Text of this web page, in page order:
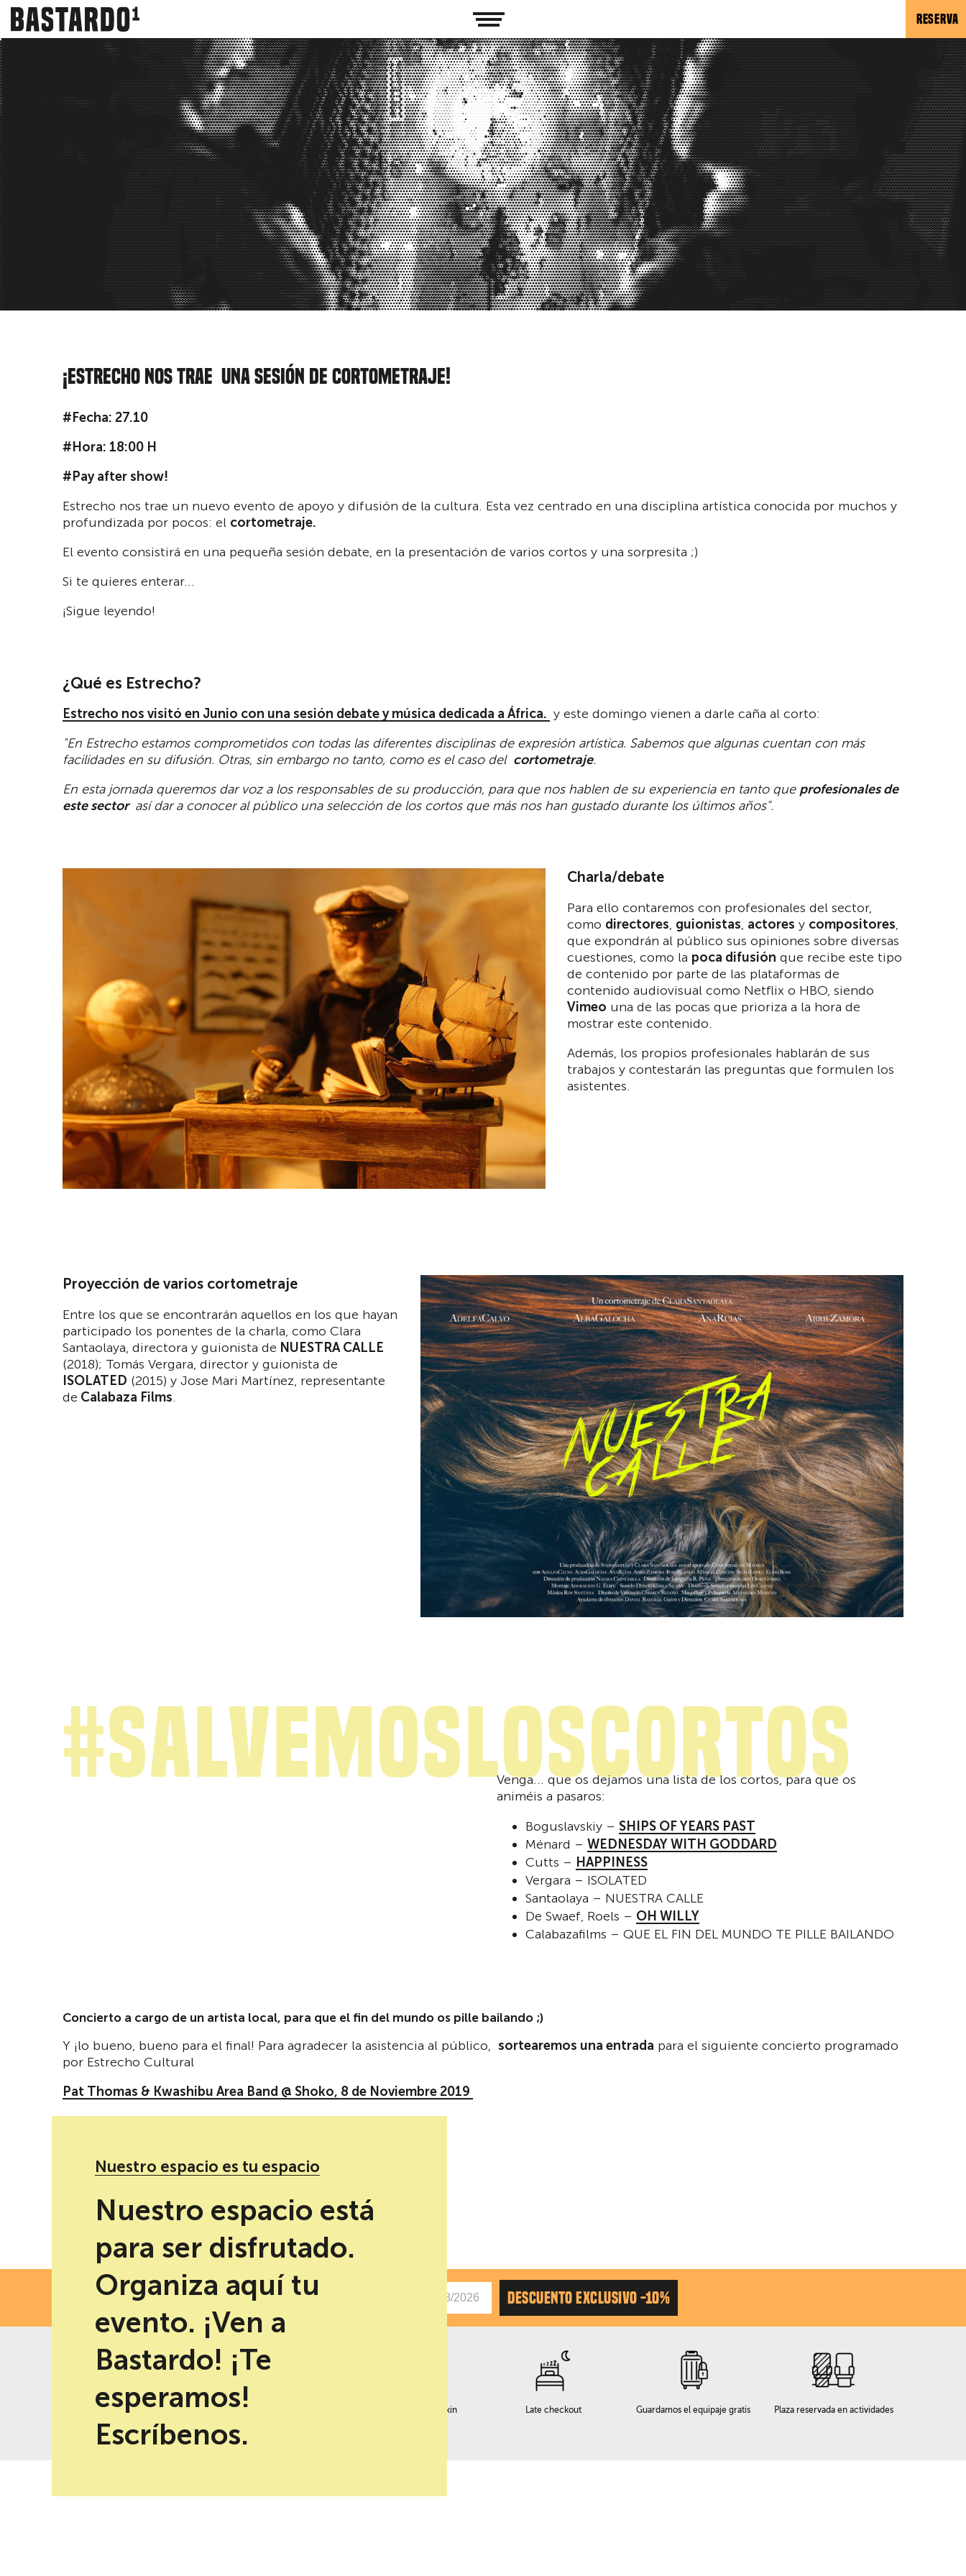
RESERVA
¡Estrecho nos trae una sesión de cortometraje!
#Fecha: 27.10
#Hora: 18:00 H
#Pay after show!
Estrecho nos trae un nuevo evento de apoyo y difusión de la cultura. Esta vez centrado en una disciplina artística conocida por muchos y
profundizada por pocos: el cortometraje.
El evento consistirá en una pequeña sesión debate, en la presentación de varios cortos y una sorpresita ;)
Si te quieres enterar...
¡Sigue leyendo!
¿Qué es Estrecho?
Estrecho nos visitó en Junio con una sesión debate y música dedicada a África. y este domingo vienen a darle caña al corto:
"En Estrecho estamos comprometidos con todas las diferentes disciplinas de expresión artística. Sabemos que algunas cuentan con más
facilidades en su difusión. Otras, sin embargo no tanto, como es el caso del cortometraje.
En esta jornada queremos dar voz a los responsables de su producción, para que nos hablen de su experiencia en tanto que profesionales de
este sector así dar a conocer al público una selección de los cortos que más nos han gustado durante los últimos años".
Charla/debate
Para ello contaremos con profesionales del sector,
como directores, guionistas, actores y compositores,
que expondrán al público sus opiniones sobre diversas
cuestiones, como la poca difusión que recibe este tipo
de contenido por parte de las plataformas de
contenido audiovisual como Netflix o HBO, siendo
Vimeo una de las pocas que prioriza a la hora de
mostrar este contenido.
Además, los propios profesionales hablarán de sus
trabajos y contestarán las preguntas que formulen los
asistentes.
Proyección de varios cortometraje
Entre los que se encontrarán aquellos en los que hayan
participado los ponentes de la charla, como Clara
Santaolaya, directora y guionista de NUESTRA CALLE
(2018); Tomás Vergara, director y guionista de
ISOLATED (2015) y Jose Mari Martínez, representante
de Calabaza Films.
#salvemosloscortos
Venga... que os dejamos una lista de los cortos, para que os
animéis a pasaros:
Boguslavskiy – SHIPS OF YEARS PAST
Ménard –WEDNESDAY WITH GODDARD
Cutts – HAPPINESS
Vergara – ISOLATED
Santaolaya – NUESTRA CALLE
De Swaef, Roels – OH WILLY
Calabazafilms – QUE EL FIN DEL MUNDO TE PILLE BAILANDO
Concierto a cargo de un artista local, para que el fin del mundo os pille bailando ;)
Y ¡lo bueno, bueno para el final! Para agradecer la asistencia al público, sortearemos una entrada para el siguiente concierto programado
por Estrecho Cultural
Pat Thomas & Kwashibu Area Band @ Shoko, 8 de Noviembre 2019
Vengacooltureta, ¡que te estamos esperando!
FECHAS DESCUENTO EXCLUSIVO -10%
-10% de descuento al reservar en
Mejor precio garantizado Servicio early checkin Late checkout Guardamos el equipaje gratis Plaza reservada en actividades
Nuestro espacio es tu espacio
Nuestro espacio está
para ser disfrutado.
Organiza aquí tu
evento. ¡Ven a
Bastardo! ¡Te
esperamos!
Escríbenos.